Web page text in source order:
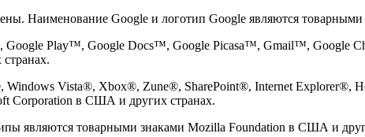
Наименование Google и логотип Google являются
Play™, Google Docs™, Google Picasa™, Gmail™, Google
Vista®, Xbox®, Zune®, SharePoint®, Internet
Corporation в США и других странах.
являются товарными знаками Mozilla Foundation в США и